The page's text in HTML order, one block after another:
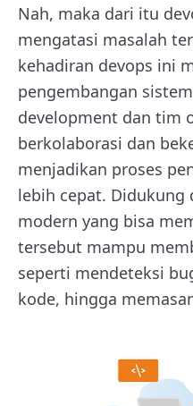
Nah, maka dari itu
mengatasi masalah
kehadiran devops ini
pengembangan
development dan tim
berkolaborasi dan
menjadikan proses
lebih cepat. Didukung
modern yang bisa
tersebut mampu
seperti mendeteksi
kode, hingga